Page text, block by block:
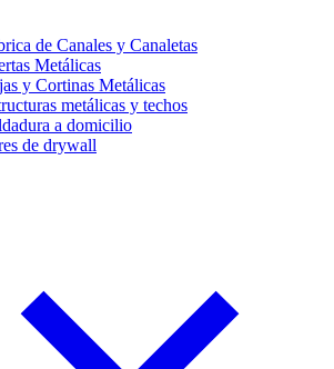
de Canales y Canaletas
Metálicas
y Cortinas Metálicas
metálicas y techos
a domicilio
de drywall